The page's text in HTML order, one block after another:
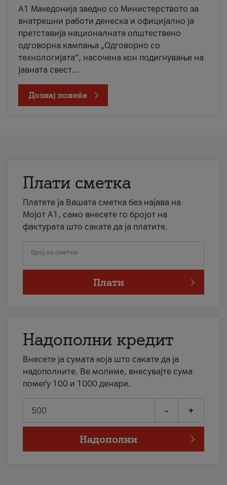
A1 Македонија заедно со Министерството за
внатрешни работи денеска и официјално ја
претставија националната општествено
одговорна кампања „Одговорно со
технологијата“, насочена кон подигнување на
јавната свест...
Дознај повеќе
Плати сметка
Платете ја Вашата сметка без најава на
Мојот А1, само внесете го бројот на
фактурата што сакате да ја платите.
Број на сметка
Плати
Надополни кредит
Внесете ја сумата која што сакате да ја
надополните. Ве молиме, внесувајте сума
помеѓу 100 и 1000 денари.
- +
Надополни